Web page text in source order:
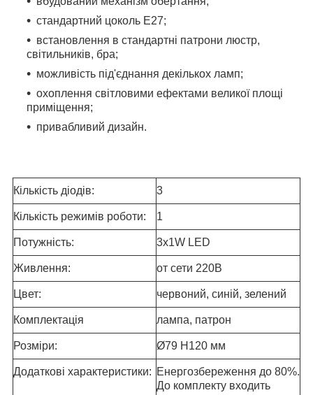
стандартний цоколь Е27;
встановлення в стандартні патрони люстр,
світильників, бра;
можливість під'єднання декількох ламп;
охоплення світловими ефектами великої площі
приміщення;
привабливий дизайн.
Кількість діодів: 3
Кількість режимів роботи: 1
Потужність: 3х1W LED
Живлення: от сети 220B
Цвет: червоний, синій, зелений
Комплектація лампа, патрон
Розміри: Ø79 Н120 мм
Додаткові характеристики: Енергозбереження до 80%.
До комплекту входить